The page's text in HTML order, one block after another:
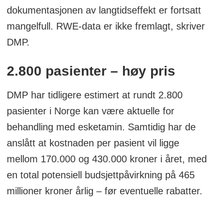
dokumentasjonen av langtidseffekt er fortsatt
mangelfull. RWE-data er ikke fremlagt, skriver
DMP.
2.800 pasienter – høy pris
DMP har tidligere estimert at rundt 2.800
pasienter i Norge kan være aktuelle for
behandling med esketamin. Samtidig har de
anslått at kostnaden per pasient vil ligge
mellom 170.000 og 430.000 kroner i året, med
en total potensiell budsjettpåvirkning på 465
millioner kroner årlig – før eventuelle rabatter.